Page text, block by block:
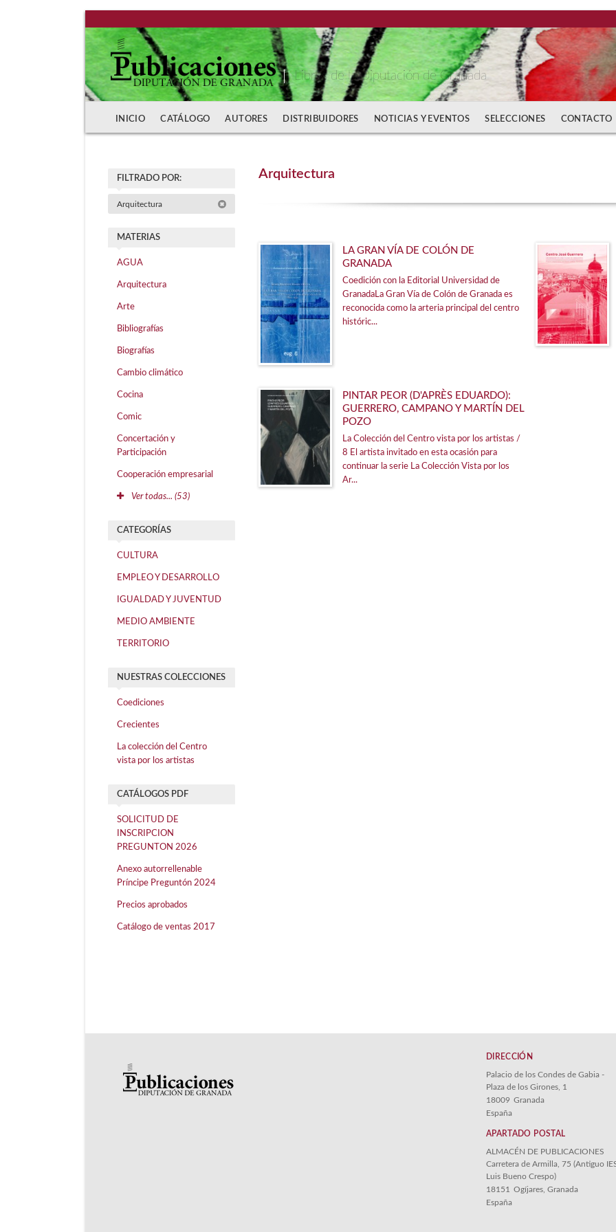
Libros de la Diputación de Granada
INICIO CATÁLOGO AUTORES DISTRIBUIDORES NOTICIAS Y EVENTOS SELECCIONES CONTACTO
FILTRADO POR:
Arquitectura
MATERIAS
AGUA
Arquitectura
Arte
Bibliografías
Biografías
Cambio climático
Cocina
Comic
Concertación y
Participación
Cooperación empresarial
Ver todas... (53)
CATEGORÍAS
CULTURA
EMPLEO Y DESARROLLO
IGUALDAD Y JUVENTUD
MEDIO AMBIENTE
TERRITORIO
NUESTRAS COLECCIONES
Coediciones
Crecientes
La colección del Centro
vista por los artistas
CATÁLOGOS PDF
SOLICITUD DE
INSCRIPCION
PREGUNTON 2026
Anexo autorrellenable
Príncipe Preguntón 2024
Precios aprobados
Catálogo de ventas 2017
Arquitectura
LA GRAN VÍA DE COLÓN DE
GRANADA
Coedición con la Editorial Universidad de
GranadaLa Gran Vía de Colón de Granada es
reconocida como la arteria principal del centro
históric...
PINTAR PEOR (D'APRÈS EDUARDO):
GUERRERO, CAMPANO Y MARTÍN DEL
POZO
La Colección del Centro vista por los artistas /
8 El artista invitado en esta ocasión para
continuar la serie La Colección Vista por los
Ar...
DIRECCIÓN
Palacio de los Condes de Gabia -
Plaza de los Girones, 1
18009 Granada
España
APARTADO POSTAL
ALMACÉN DE PUBLICACIONES
Carretera de Armilla, 75 (Antiguo
Luis Bueno Crespo)
18151 Ogíjares, Granada
España